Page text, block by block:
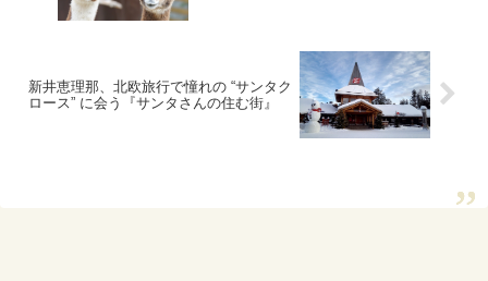
新井恵理那、北欧旅行で憧れの “サンタク
ロース” に会う『サンタさんの住む街』